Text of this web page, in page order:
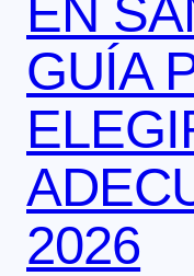
EN
GUÍA
2026